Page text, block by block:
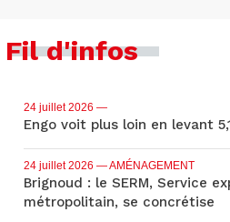
Fil d'infos
24 juillet 2026 —
Engo voit plus loin en levant
24 juillet 2026 — AMÉNAGEMENT
Brignoud : le SERM, Service
métropolitain, se concrétise